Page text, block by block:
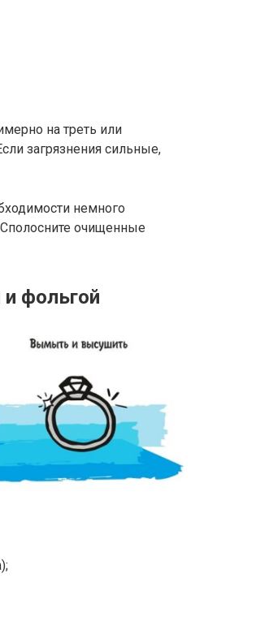
на треть или
загрязнения сильные,
немного
очищенные
и фольгой